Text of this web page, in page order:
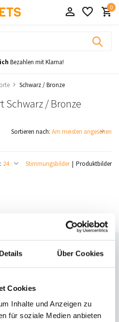
Details Über Cookies
Cookies
Inhalte und Anzeigen zu
für soziale Medien anbieten
0
Bezahlen mit Klarna!
Schwarz / Bronze
Schwarz / Bronze
Stimmungsbilder Produktbilder
Sortieren nach:
Informationen zur Rücksendung